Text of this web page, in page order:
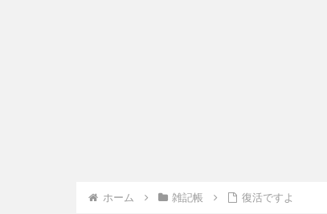
ホーム 雑記帳 復活ですよ